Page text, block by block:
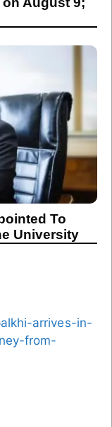
To
University